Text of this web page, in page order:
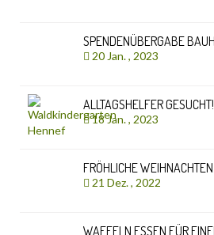
SPENDENÜBERGABE
20 Jan. , 2023
ALLTAGSHELFER GESUCHT!
18 Jan. , 2023
FRÖHLICHE WEIHNACHTEN…
21 Dez. , 2022
WAFFELN ESSEN FÜR